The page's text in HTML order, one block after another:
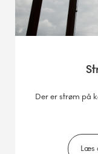
Der er strøm på
Læs